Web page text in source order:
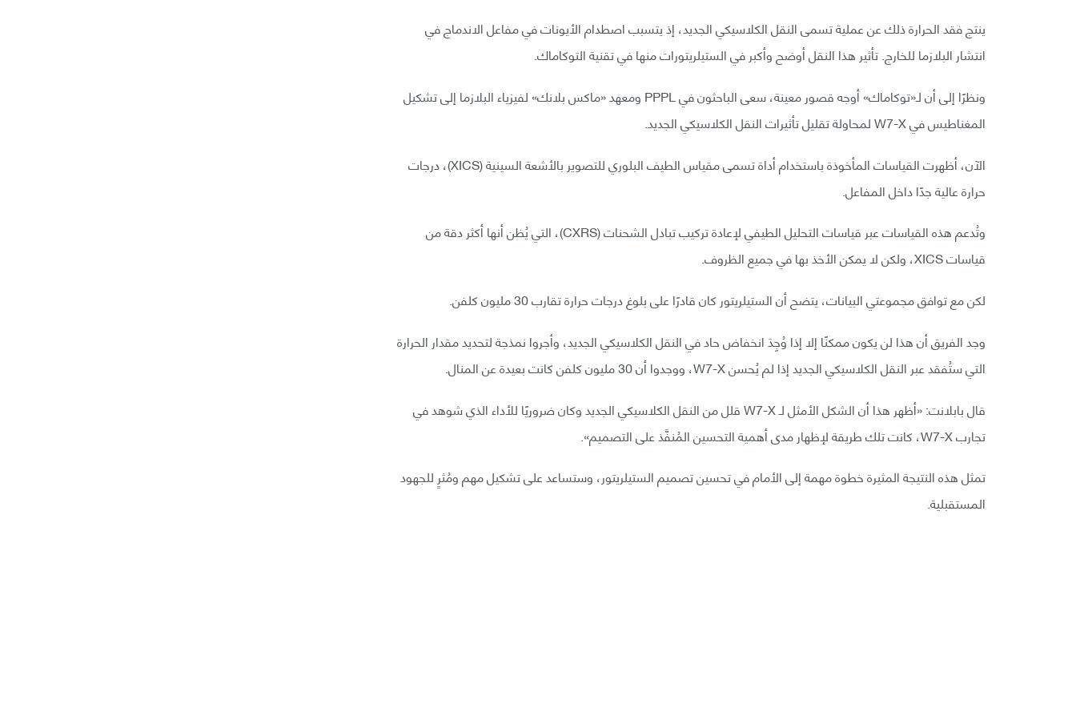
ينتج فقد الحرارة ذلك عن عملية تسمى النقل الكلاسيكي الجديد، إذ يتسبب اصطدام الأيونات في مفاعل الاندماج في
انتشار البلازما للخارج. تأثير هذا النقل أوضح وأكبر في الستيلريتورات منها في تقنية التوكاماك.
ونظرًا إلى أن لـ«توكاماك» أوجه قصور معينة، سعى الباحثون في PPPL ومعهد «ماكس بلانك» لفيزياء البلازما إلى تشكيل
المغناطيس في W7-X لمحاولة تقليل تأثيرات النقل الكلاسيكي الجديد.
الآن، أظهرت القياسات المأخوذة باستخدام أداة تسمى مقياس الطيف البلوري للتصوير بالأشعة السينية (XICS)، درجات
حرارة عالية جدًا داخل المفاعل.
وتُدعم هذه القياسات عبر قياسات التحليل الطيفي لإعادة تركيب تبادل الشحنات (CXRS)، التي يُظن أنها أكثر دقة من
قياسات XICS، ولكن لا يمكن الأخذ بها في جميع الظروف.
لكن مع توافق مجموعتي البيانات، يتضح أن الستيلريتور كان قادرًا على بلوغ درجات حرارة تقارب 30 مليون كلفن.
وجد الفريق أن هذا لن يكون ممكنًا إلا إذا وُجِدَ انخفاض حاد في النقل الكلاسيكي الجديد، وأجروا نمذجة لتحديد مقدار الحرارة
التي ستُفقد عبر النقل الكلاسيكي الجديد إذا لم يُحسن W7-X، ووجدوا أن 30 مليون كلفن كانت بعيدة عن المنال.
قال بابلانت: «أظهر هذا أن الشكل الأمثل لـ W7-X قلل من النقل الكلاسيكي الجديد وكان ضروريًا للأداء الذي شوهد في
تجارب W7-X، كانت تلك طريقة لإظهار مدى أهمية التحسين المُنفَّذ على التصميم».
تمثل هذه النتيجة المثيرة خطوة مهمة إلى الأمام في تحسين تصميم الستيلريتور، وستساعد على تشكيل مهم ومُثرٍ للجهود
المستقبلية.